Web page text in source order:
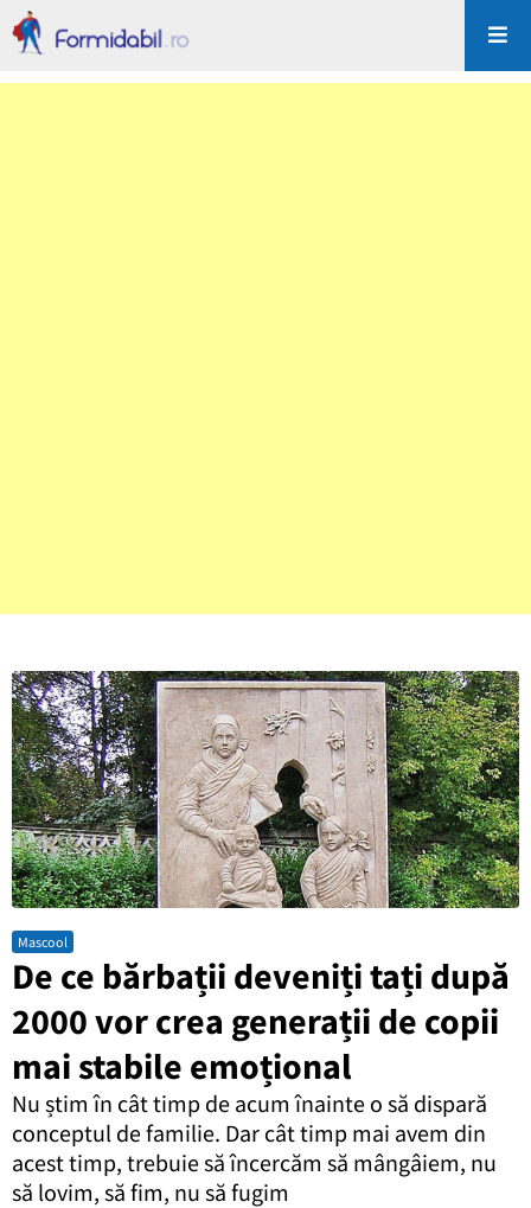
Mascool
De ce bărbații deveniți tați după
2000 vor crea generații de copii
mai stabile emoțional
Nu știm în cât timp de acum înainte o să dispară
conceptul de familie. Dar cât timp mai avem din
acest timp, trebuie să încercăm să mângâiem, nu
să lovim, să fim, nu să fugim